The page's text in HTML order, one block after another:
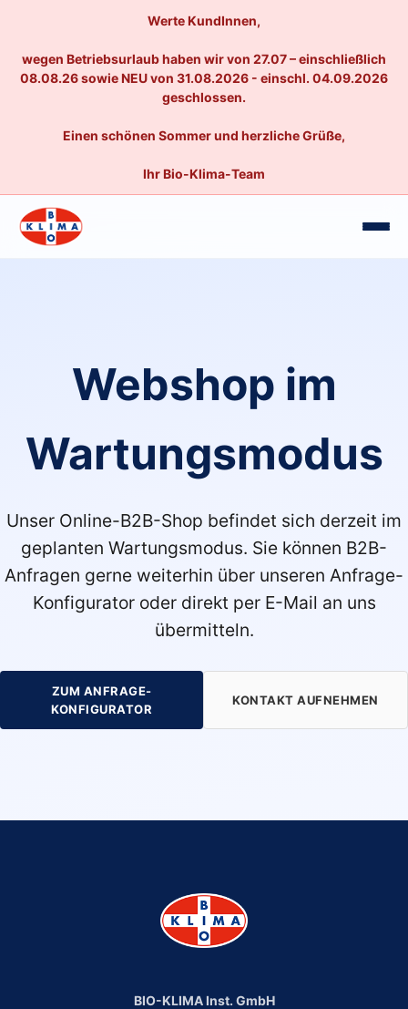
Werte KundInnen,
wegen Betriebsurlaub haben wir von 27.07 – einschließlich
08.08.26 sowie NEU von 31.08.2026 - einschl. 04.09.2026
geschlossen.
Einen schönen Sommer und herzliche Grüße,
Ihr Bio-Klima-Team
Webshop im
Wartungsmodus
Unser Online-B2B-Shop befindet sich derzeit im
geplanten Wartungsmodus. Sie können B2B-
Anfragen gerne weiterhin über unseren Anfrage-
Konfigurator oder direkt per E-Mail an uns
übermitteln.
ZUM ANFRAGE-
KONFIGURATOR
KONTAKT AUFNEHMEN
BIO-KLIMA Inst. GmbH